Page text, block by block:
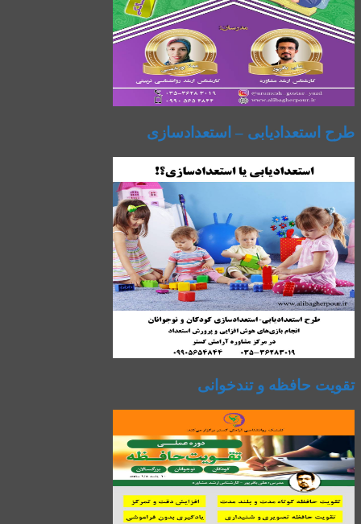
طرح استعدادیابی – استعدادسازی
تقویت حافظه و تندخوانی